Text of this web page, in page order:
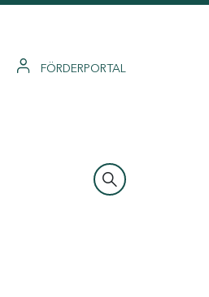
FÖRDERPORTAL